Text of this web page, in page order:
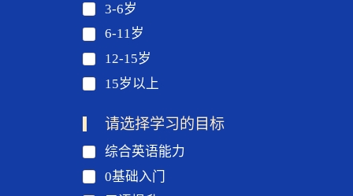
3-6岁
6-11岁
12-15岁
15岁以上
请选择学习的目标
综合英语能力
0基础入门